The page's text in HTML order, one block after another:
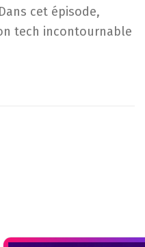
cet épisode,
tech incontournable